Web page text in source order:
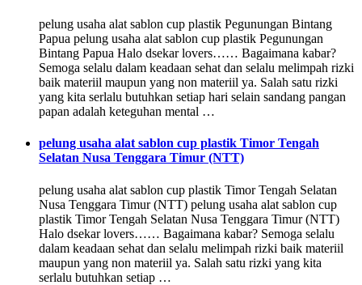
pelung usaha alat sablon cup plastik Pegunungan Bintang
Papua pelung usaha alat sablon cup plastik Pegunungan
Bintang Papua Halo dsekar lovers…… Bagaimana kabar?
Semoga selalu dalam keadaan sehat dan selalu melimpah rizki
baik materiil maupun yang non materiil ya. Salah satu rizki
yang kita serlalu butuhkan setiap hari selain sandang pangan
papan adalah keteguhan mental …
pelung usaha alat sablon cup plastik Timor Tengah
Selatan Nusa Tenggara Timur (NTT)
pelung usaha alat sablon cup plastik Timor Tengah Selatan
Nusa Tenggara Timur (NTT) pelung usaha alat sablon cup
plastik Timor Tengah Selatan Nusa Tenggara Timur (NTT)
Halo dsekar lovers…… Bagaimana kabar? Semoga selalu
dalam keadaan sehat dan selalu melimpah rizki baik materiil
maupun yang non materiil ya. Salah satu rizki yang kita
serlalu butuhkan setiap …